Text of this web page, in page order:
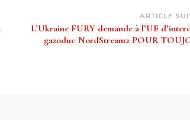
ARTICLE
L’Ukraine FURY demande à l’UE
gazoduc NordStream2 POUR